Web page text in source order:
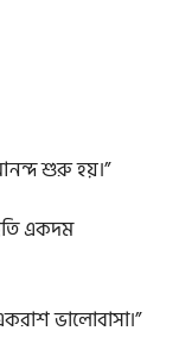
শুরু হয়।”
একদম
ভালোবাসা।”